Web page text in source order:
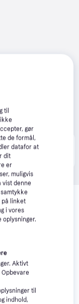
er
dine
til
gør
de formål,
datafor at
dit
er
muligvis
vist denne
på linket
i vores
oplysninger.
Aktivt
til
indhold,